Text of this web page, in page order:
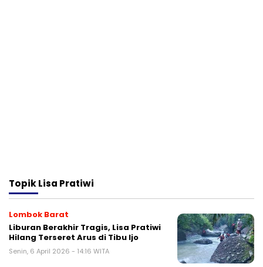
TopikLisa Pratiwi
Lombok Barat
Liburan Berakhir Tragis, Lisa Pratiwi
Hilang Terseret Arus di Tibu Ijo
Senin, 6 April 2026 - 14:16 WITA